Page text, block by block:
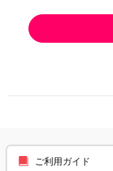
ご利用ガイド